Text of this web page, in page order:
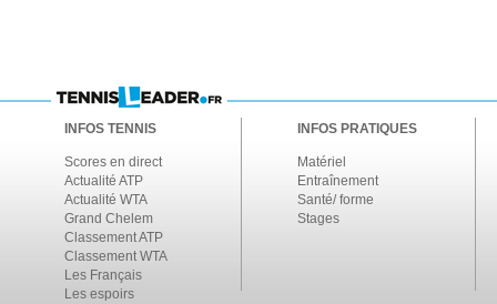
INFOS TENNIS
Scores en direct
Actualité ATP
Actualité WTA
Grand Chelem
Classement ATP
Classement WTA
Les Français
Les espoirs
INFOS PRATIQUES
Matériel
Entraînement
Santé/ forme
Stages